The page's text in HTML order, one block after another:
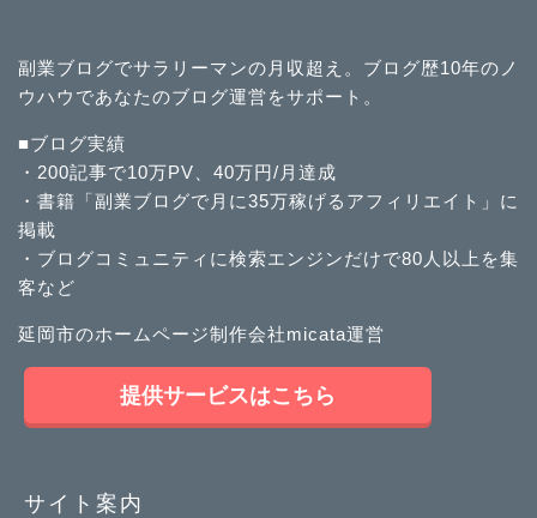
副業ブログでサラリーマンの月収超え。ブログ歴10年のノ
ウハウであなたのブログ運営をサポート。
■ブログ実績
・200記事で10万PV、40万円/月達成
・書籍「副業ブログで月に35万稼げるアフィリエイト」に
掲載
・ブログコミュニティに検索エンジンだけで80人以上を集
客など
延岡市のホームページ制作会社micata運営
提供サービスはこちら
サイト案内
ホーム